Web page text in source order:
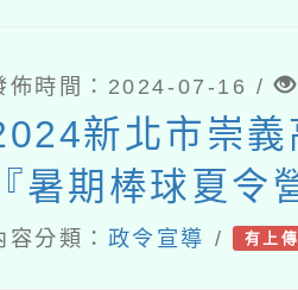
佈時間：2024-07-16 /
新北市崇
『暑期棒球夏令
容分類： 政令宣導 / 有上